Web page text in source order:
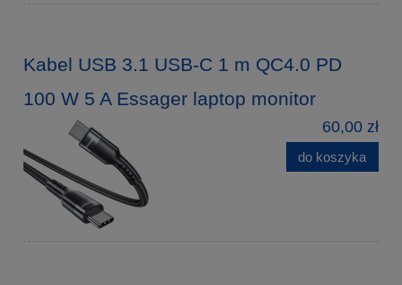
Kabel USB 3.1 USB-C 1 m QC4.0 PD
100 W 5 A Essager laptop monitor
60,00 zł
do koszyka